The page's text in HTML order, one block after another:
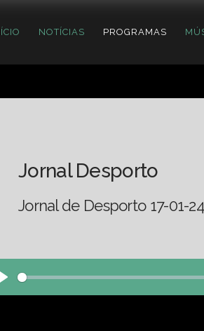
NOTÍCIAS PROGRAMAS
Jornal Desporto
Jornal de Desporto 17-01-24
Play